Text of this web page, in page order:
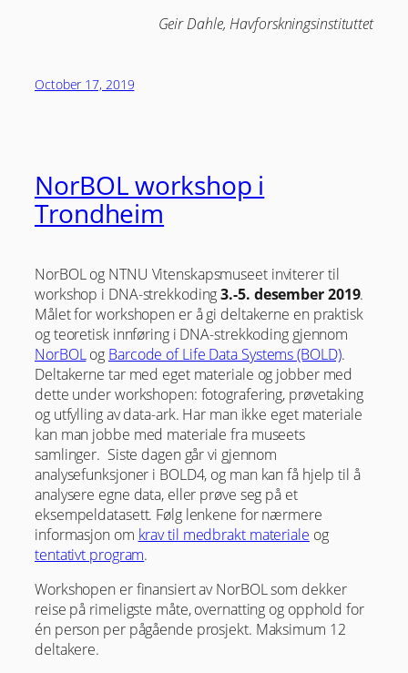
Geir Dahle, Havforskningsinstituttet
October 17, 2019
NorBOL workshop i
Trondheim
NorBOL og NTNU Vitenskapsmuseet inviterer til
workshop i DNA-strekkoding3.-5. desember 2019.
Målet for workshopen er å gi deltakerne en praktisk
og teoretisk innføring i DNA-strekkoding gjennom
NorBOLog Barcode of Life Data Systems (BOLD).
Deltakerne tar med eget materiale og jobber med
dette under workshopen: fotografering, prøvetaking
og utfylling av data-ark. Har man ikke eget materiale
kan man jobbe med materiale fra museets
samlinger. Siste dagen går vi gjennom
analysefunksjoner i BOLD4, og man kan få hjelp til å
analysere egne data, eller prøve seg på et
eksempeldatasett. Følg lenkene for nærmere
informasjon om krav til medbrakt materiale og
tentativt program.
Workshopen er finansiert av NorBOL som dekker
reise på rimeligste måte, overnatting og opphold for
én person per pågående prosjekt. Maksimum 12
deltakere.